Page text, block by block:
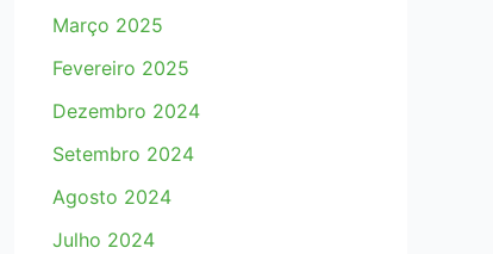
Março 2025
Fevereiro 2025
Dezembro 2024
Setembro 2024
Agosto 2024
Julho 2024